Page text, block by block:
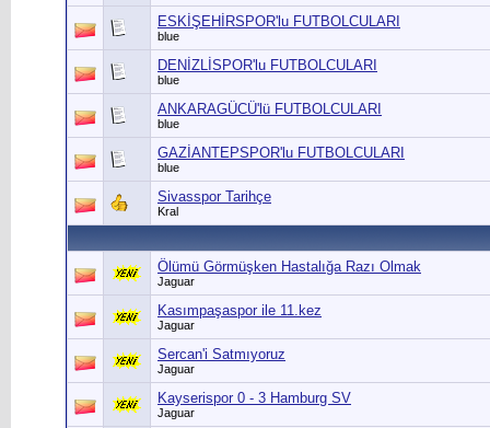
ESKİŞEHİRSPOR'lu FUTBOLCULARI
blue
DENİZLİSPOR'lu FUTBOLCULARI
blue
ANKARAGÜCÜ'lü FUTBOLCULARI
blue
GAZİANTEPSPOR'lu FUTBOLCULARI
blue
Sivasspor Tarihçe
Kral
Ölümü Görmüşken Hastalığa Razı Olmak
Jaguar
Kasımpaşaspor ile 11.kez
Jaguar
Sercan'i Satmıyoruz
Jaguar
Kayserispor 0 - 3 Hamburg SV
Jaguar